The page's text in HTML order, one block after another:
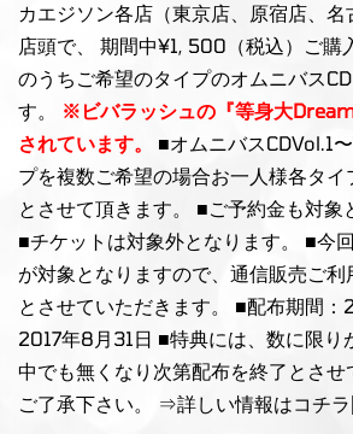
カエジソン各店（東京店、原宿店、
店頭で、 期間中¥1, 500（税込）ご購
のうちご希望のタイプのオムニバス
す。
※ビバラッシュの『等身大
されています。
■オムニバスCDVol.1
プを複数ご希望の場合お一人様各タ
とさせて頂きます。 ■ご予約金も対象
■チケットは対象外となります。 ■今
が対象となりますので、通信販売ご
とさせていただきます。 ■配布期間：
2017年8月31日 ■特典には、数に限り
中でも無くなり次第配布を終了とさせ
ご了承下さい。
⇒詳しい情報はコチラ